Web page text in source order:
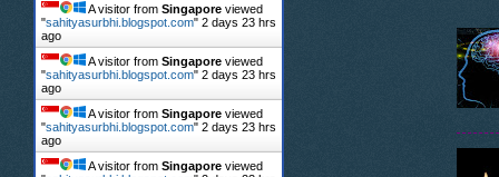
A visitor from Singapore viewed
"sahityasurbhi.blogspot.com" 2 days 23 hrs
ago
A visitor from Singapore viewed
"sahityasurbhi.blogspot.com" 2 days 23 hrs
ago
A visitor from Singapore viewed
"sahityasurbhi.blogspot.com" 2 days 23 hrs
ago
A visitor from Singapore viewed